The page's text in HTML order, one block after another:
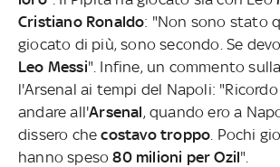
Cristiano Ronaldo: "Non sono stato
giocato di più, sono secondo. Se
Leo Messi". Infine, un commento
l'Arsenal ai tempi del Napoli:
andare all'Arsenal, quando ero a
dissero checostavo troppo . Pochi
hanno speso80 milioni per Ozil".